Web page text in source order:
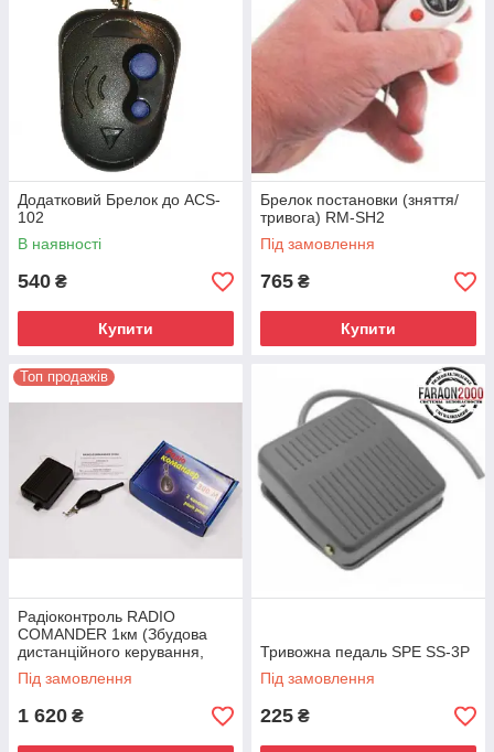
Додатковий Брелок до ACS-
102
В наявності
540 ₴
Купити
Брелок постановки (зняття/
тривога) RM-SH2
Під замовлення
765 ₴
Купити
Топ продажів
Радіоконтроль RADIO
COMANDER 1км (Збудова
дистанційного керування,
радіус дії до 1000 м)
Під замовлення
1 620 ₴
Тривожна педаль SPE SS-3P
Під замовлення
225 ₴